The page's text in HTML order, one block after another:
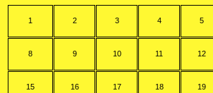
1 2 3 4 5
8 9 10 11 12
15 16 17 18 19